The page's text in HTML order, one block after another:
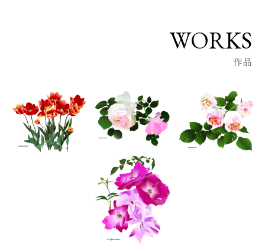
2012年に脳梗塞を患い右半身麻痺になりExcel絵画を始めまし
WORKS
作品